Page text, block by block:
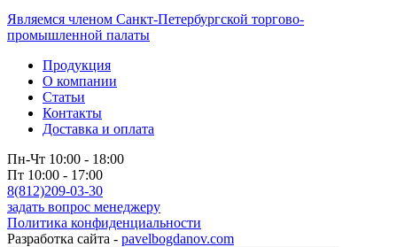
Являемся членом Санкт-Петербургской торгово-
промышленной палаты
Продукция
О компании
Статьи
Контакты
Доставка и оплата
Пн-Чт 10:00 - 18:00
Пт 10:00 - 17:00
8(812)209-03-30
задать вопрос менеджеру
Политика конфиденциальности
Разработка сайта - pavelbogdanov.com